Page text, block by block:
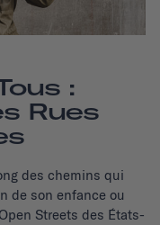
:
Rues
des chemins qui
de son enfance ou
Streets des États-